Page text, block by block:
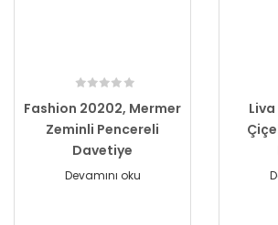
Fashion 20202, Mermer
Zeminli Pencereli
Davetiye
Devamını oku